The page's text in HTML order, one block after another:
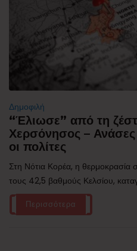
Δημοφιλή
“Έλιωσε” από τη
Χερσόνησος – Ανάσες
οι πολίτες
Στη Νότια Κορέα, η θερμοκρασία
τους 42,5 βαθμούς Κελσίου,
Περισσότερα